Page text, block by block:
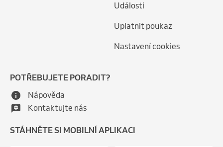
Události
Uplatnit poukaz
Nastavení cookies
POTŘEBUJETE PORADIT?
Nápověda
Kontaktujte nás
STÁHNĚTE SI MOBILNÍ APLIKACI